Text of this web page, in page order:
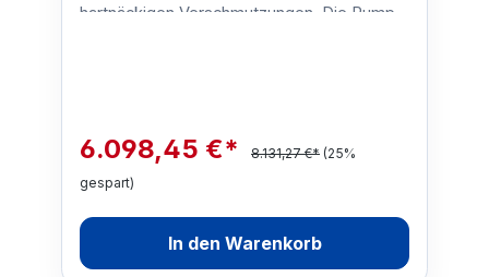
hartnäckigen Verschmutzungen. Die Pumpe
6.098,45 €* 8.131,27 €* (25%
gespart)
In den Warenkorb